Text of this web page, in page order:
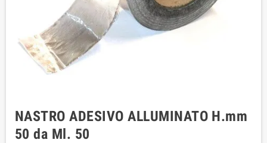
NASTRO ADESIVO ALLUMINATO H.mm
50 da Ml. 50